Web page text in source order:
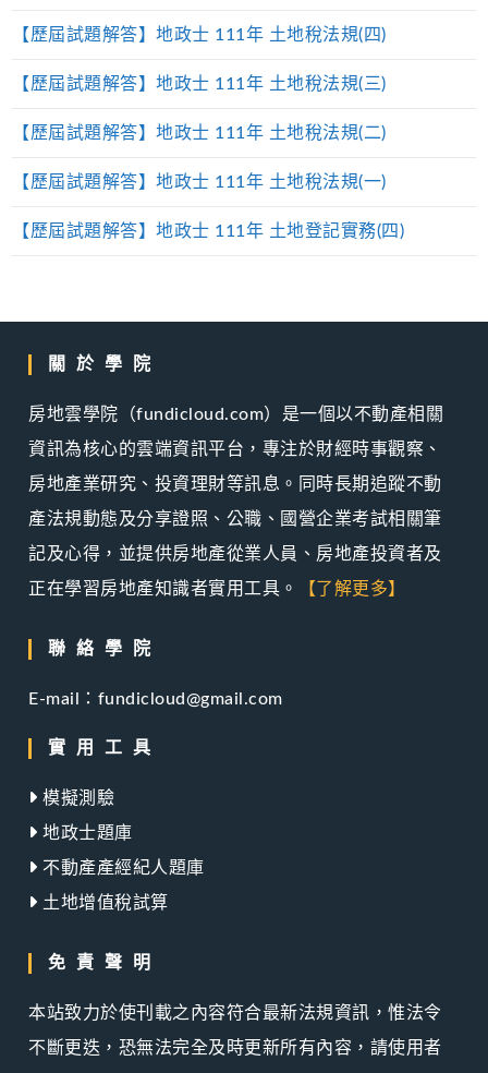
【歷屆試題解答】地政士 111年 土地稅法規(四)
【歷屆試題解答】地政士 111年 土地稅法規(三)
【歷屆試題解答】地政士 111年 土地稅法規(二)
【歷屆試題解答】地政士 111年 土地稅法規(一)
【歷屆試題解答】地政士 111年 土地登記實務(四)
關於學院
房地雲學院（fundicloud.com）是一個以不動產相關
資訊為核心的雲端資訊平台，專注於財經時事觀察、
房地產業研究、投資理財等訊息。同時長期追蹤不動
產法規動態及分享證照、公職、國營企業考試相關筆
記及心得，並提供房地產從業人員、房地產投資者及
正在學習房地產知識者實用工具。
【了解更多】
聯絡學院
E-mail：fundicloud@gmail.com
實用工具
模擬測驗
地政士題庫
不動產產經紀人題庫
土地增值稅試算
免責聲明
本站致力於使刊載之內容符合最新法規資訊，惟法令
不斷更迭，恐無法完全及時更新所有內容，請使用者